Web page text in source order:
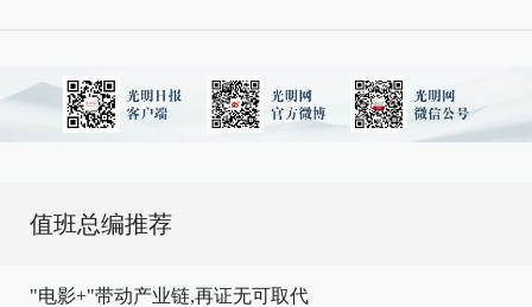
值班总编推荐
"电影+"带动产业链,再证无可取代